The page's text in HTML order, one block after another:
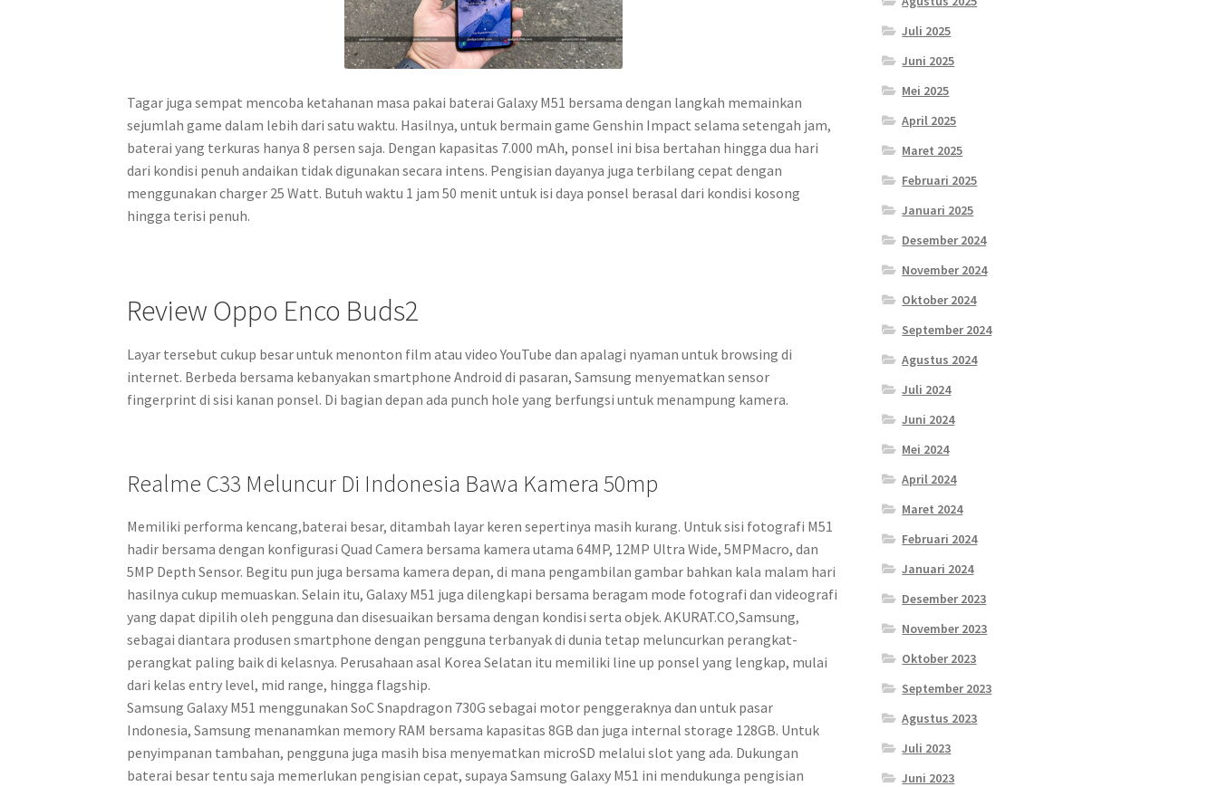
Tagar juga sempat mencoba ketahanan masa pakai baterai Galaxy M51 bersama dengan langkah memainkan
sejumlah game dalam lebih dari satu waktu. Hasilnya, untuk bermain game Genshin Impact selama setengah jam,
baterai yang terkuras hanya 8 persen saja. Dengan kapasitas 7.000 mAh, ponsel ini bisa bertahan hingga dua hari
dari kondisi penuh andaikan tidak digunakan secara intens. Pengisian dayanya juga terbilang cepat dengan
menggunakan charger 25 Watt. Butuh waktu 1 jam 50 menit untuk isi daya ponsel berasal dari kondisi kosong
hingga terisi penuh.
Review Oppo Enco Buds2
Layar tersebut cukup besar untuk menonton film atau video YouTube dan apalagi nyaman untuk browsing di
internet. Berbeda bersama kebanyakan smartphone Android di pasaran, Samsung menyematkan sensor
fingerprint di sisi kanan ponsel. Di bagian depan ada punch hole yang berfungsi untuk menampung kamera.
Realme C33 Meluncur Di Indonesia Bawa Kamera 50mp
Memiliki performa kencang,baterai besar, ditambah layar keren sepertinya masih kurang. Untuk sisi fotografi M51
hadir bersama dengan konfigurasi Quad Camera bersama kamera utama 64MP, 12MP Ultra Wide, 5MPMacro, dan
5MP Depth Sensor. Begitu pun juga bersama kamera depan, di mana pengambilan gambar bahkan kala malam hari
hasilnya cukup memuaskan. Selain itu, Galaxy M51 juga dilengkapi bersama beragam mode fotografi dan videografi
yang dapat dipilih oleh pengguna dan disesuaikan bersama dengan kondisi serta objek. AKURAT.CO,Samsung,
sebagai diantara produsen smartphone dengan pengguna terbanyak di dunia tetap meluncurkan perangkat-
perangkat paling baik di kelasnya. Perusahaan asal Korea Selatan itu memiliki line up ponsel yang lengkap, mulai
dari kelas entry level, mid range, hingga flagship.
Samsung Galaxy M51 menggunakan SoC Snapdragon 730G sebagai motor penggeraknya dan untuk pasar
Indonesia, Samsung menanamkan memory RAM bersama kapasitas 8GB dan juga internal storage 128GB. Untuk
penyimpanan tambahan, pengguna juga masih bisa menyematkan microSD melalui slot yang ada. Dukungan
baterai besar tentu saja memerlukan pengisian cepat, supaya Samsung Galaxy M51 ini mendukunga pengisian
Juli 2025
Juni 2025
Mei 2025
April 2025
Maret 2025
Februari 2025
Januari 2025
Desember 2024
November 2024
Oktober 2024
September 2024
Agustus 2024
Juli 2024
Juni 2024
Mei 2024
April 2024
Maret 2024
Februari 2024
Januari 2024
Desember 2023
November 2023
Oktober 2023
September 2023
Agustus 2023
Juli 2023
Juni 2023